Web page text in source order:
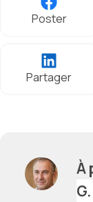
Poster
Partager
À
G.